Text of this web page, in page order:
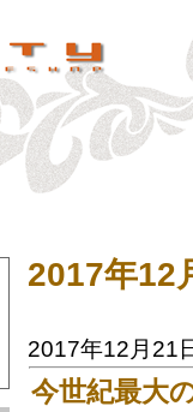
2017年12
2017年12月21
今世紀最大